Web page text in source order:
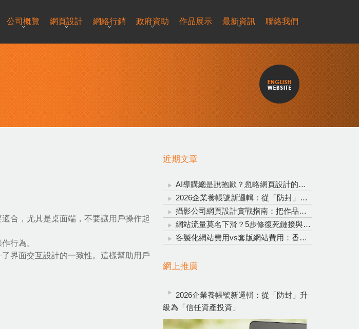
公司概覽 網頁設計 網絡行銷 政府資助 作品展示 最新資訊 聯絡我們
近期文章
AI導購總是說抱歉？忽略網頁設計的重要性，再聰明的AI也救不了轉換率！
2026企業養帳號新邏輯：從「防封」升級為「信任資產投資」
攝影公司網頁設計實戰指南：把作品變成穩定接單的完整系統
網站流量莫名下滑？5步修復死鏈接與錨點文字，全方位拯救網站流量
客製化網站費用vs套版網站費用：香港企業網頁設計明智投資指南
網上推廣
2026企業養帳號新邏輯：從「防封」升
級為「信任資產投資」
合，尤其是桌面端，不要讓用戶操作起
行為。
界面交互設計的一致性。這樣幫助用戶